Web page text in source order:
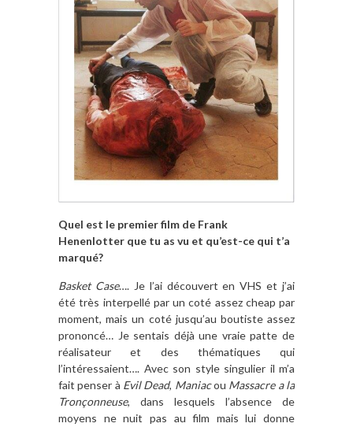
Quel est le premier film de Frank
Henenlotter que tu as vu et qu’est-ce qui t’a
marqué?
Basket Case…. Je l’ai découvert en VHS et j’ai
été très interpellé par un coté assez cheap par
moment, mais un coté jusqu’au boutiste assez
prononcé… Je sentais déjà une vraie patte de
réalisateur et des thématiques qui
l’intéressaient…. Avec son style singulier il m’a
fait penser à Evil Dead, Maniacou Massacre a la
Tronçonneuse, dans lesquels l’absence de
moyens ne nuit pas au film mais lui donne